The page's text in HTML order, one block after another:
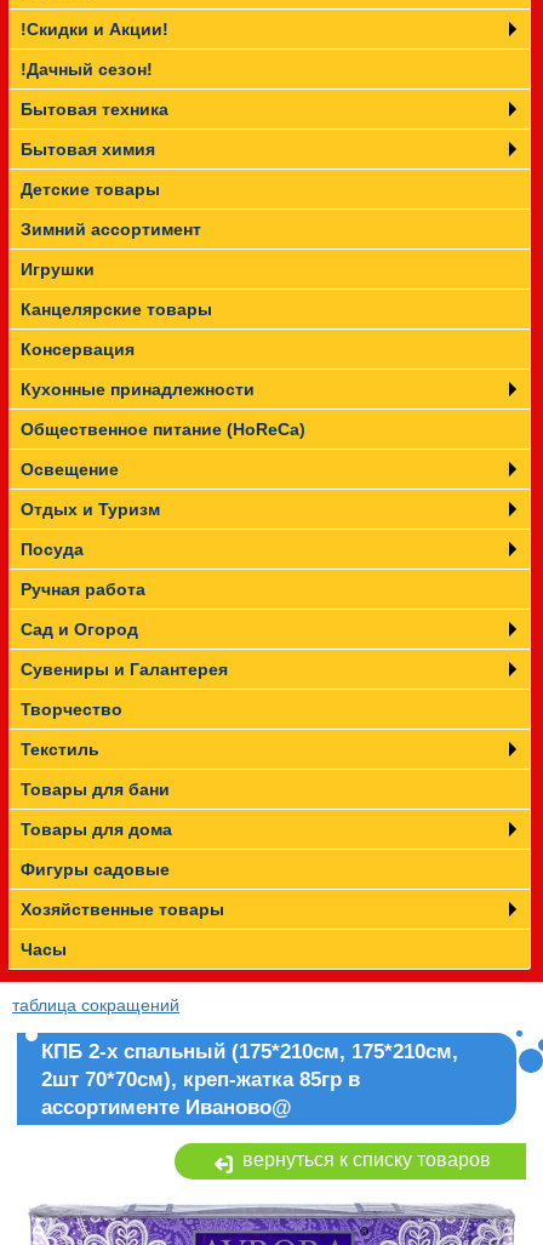
!Скидки и Акции!
!Дачный сезон!
Бытовая техника
Бытовая химия
Детские товары
Зимний ассортимент
Игрушки
Канцелярские товары
Консервация
Кухонные принадлежности
Общественное питание (HoReCa)
Освещение
Отдых и Туризм
Посуда
Ручная работа
Сад и Огород
Сувениры и Галантерея
Творчество
Текстиль
Товары для бани
Товары для дома
Фигуры садовые
Хозяйственные товары
Часы
таблица сокращений
КПБ 2-х спальный (175*210см, 175*210см,
2шт 70*70см), креп-жатка 85гр в
ассортименте Иваново@
вернуться к списку товаров